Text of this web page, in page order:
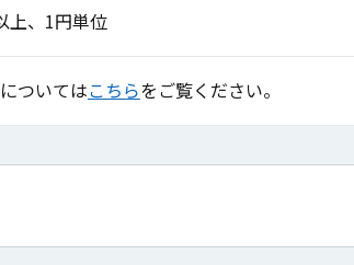
上、1円単位
ついてはこちらをご覧ください。